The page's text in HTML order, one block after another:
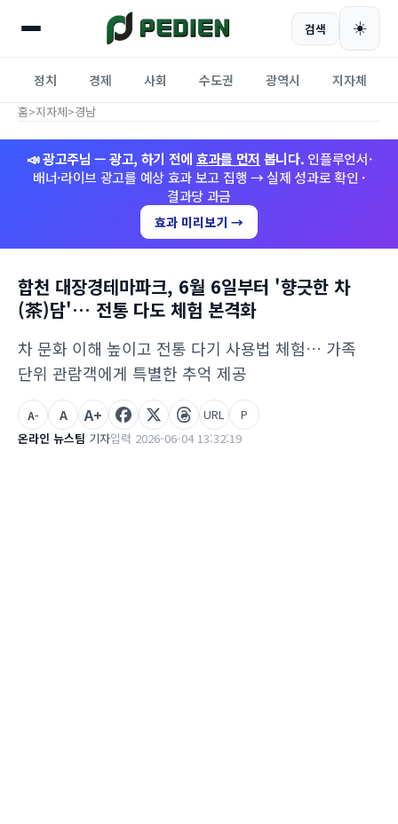
검색 ☀️
정치 경제 사회 수도권 광역시 지자체
홈>지자체>경남
📣 광고주님 — 광고, 하기 전에 효과를 먼저 봅니다. 인플루언서·
배너·라이브 광고를 예상 효과 보고 집행 → 실제 성과로 확인 ·
결과당 과금
효과 미리보기 →
합천 대장경테마파크, 6월 6일부터 '향긋한 차
(茶)담'… 전통 다도 체험 본격화
차 문화 이해 높이고 전통 다기 사용법 체험… 가족
단위 관람객에게 특별한 추억 제공
온라인 뉴스팀 기자입력 2026-06-04 13:32:19
A- A A+ URL P